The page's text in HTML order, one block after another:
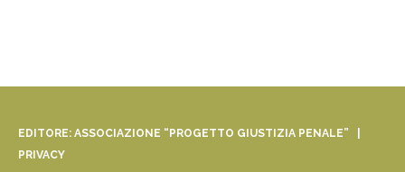
EDITORE: ASSOCIAZIONE “PROGETTO GIUSTIZIA PENALE” |
PRIVACY